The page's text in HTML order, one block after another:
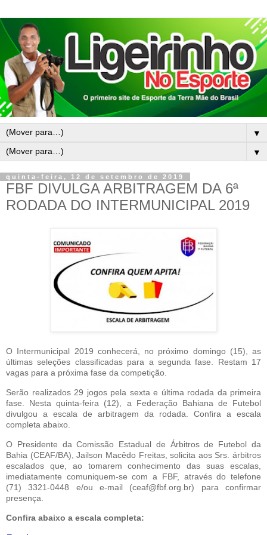
▼
▼
quinta-feira, 12 de setembro de 2019
FBF DIVULGA ARBITRAGEM DA 6ª
RODADA DO INTERMUNICIPAL 2019
O Intermunicipal 2019 conhecerá, no próximo domingo (15), as
últimas seleções classificadas para a segunda fase. Restam 17
vagas para a próxima fase da competição.
Serão realizados 29 jogos pela sexta e última rodada da primeira
fase. Nesta quinta-feira (12), a Federação Bahiana de Futebol
divulgou a escala de arbitragem da rodada. Confira a escala
completa abaixo.
O Presidente da Comissão Estadual de Árbitros de Futebol da
Bahia (CEAF/BA), Jailson Macêdo Freitas, solicita aos Srs. árbitros
escalados que, ao tomarem conhecimento das suas escalas,
imediatamente comuniquem-se com a FBF, através do telefone
(71) 3321-0448 e/ou e-mail (ceaf@fbf.org.br) para confirmar
presença.
Confira abaixo a escala completa: